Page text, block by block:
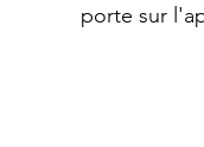
porte sur